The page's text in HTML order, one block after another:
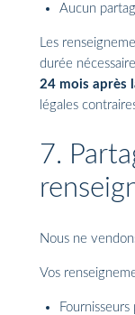
Aucun
Les
durée
24 mois après
légales
7.
Nous ne
Vos